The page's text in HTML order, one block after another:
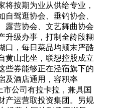
将按期为业从供给专业，
自驾逛协会、垂钓协会、
露营协会、文艺舞曲协会
升级办事，打制全龄段糊
口，每日菜品均颠末严酷
黄山北坐，联想控股成立
些券能够正在泾宿旗下的
及酒店通用，容积率
市公司有拉卡拉，兼具国
产运营取投资集团。另规